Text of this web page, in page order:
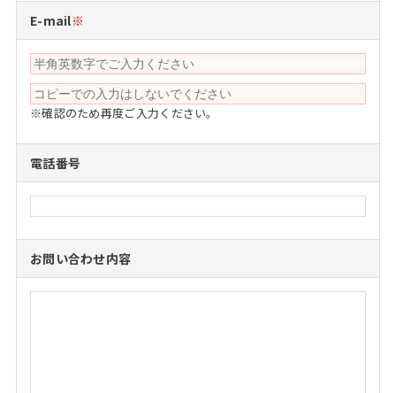
E-mail※
※確認のため再度ご入力ください。
電話番号
お問い合わせ内容